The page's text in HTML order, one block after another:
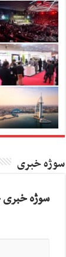
سوژه خبری
سوژه خبری